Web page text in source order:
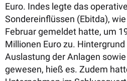
Euro. Indes legte das
Sondereinflüssen (Ebitda),
Februar gemeldet hatte, um
Millionen Euro zu.
Auslastung der Anlagen
gewesen, hieß es. Zudem